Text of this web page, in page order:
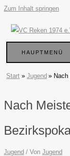
Zum Inhalt springen
HAUPTMENÜ
Start Jugend
Nach
Jugend / Von Jugend